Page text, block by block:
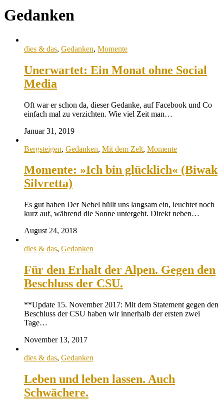
Gedanken
dies & das, Gedanken, Momente
Unerwartet: Ein Monat ohne Social
Media
Oft war er schon da, dieser Gedanke, auf Facebook und Co
einfach mal zu verzichten. Wie viel Zeit man…
Januar 31, 2019
Bergsteigen, Gedanken, Mit dem Zelt, Momente
Momente: »Ich bin glücklich« (Biwak
Silvretta)
Es gut haben Der Nebel hüllt uns langsam ein, leuchtet noch
kurz auf, während die Sonne untergeht. Direkt neben…
August 24, 2018
dies & das, Gedanken
Für den Erhalt der Alpen. Gegen den
Beschluss der CSU.
**Update 15. November 2017: Mit dem Statement gegen den
Beschluss der CSU haben wir innerhalb der ersten zwei
Tage…
November 13, 2017
dies & das, Gedanken
Leben und leben lassen. Auch
Schwächere.